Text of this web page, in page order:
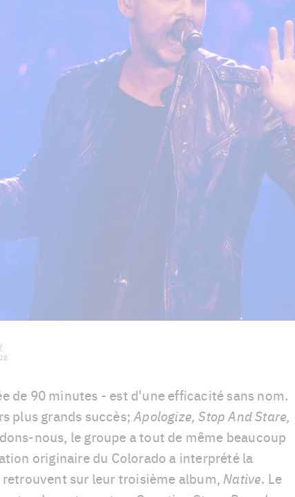
de 90 minutes - est d'une efficacité sans nom.
plus grands succès;Apologize, Stop And Stare,
nous, le groupe a tout de même beaucoup
originaire du Colorado a interprété la
sur leur troisième album, Native. Le